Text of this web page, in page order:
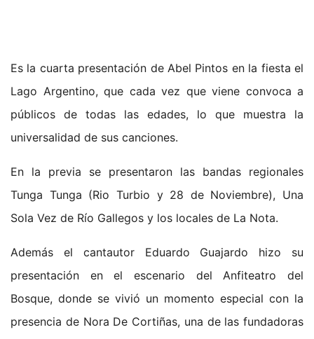
Es la cuarta presentación de Abel Pintos en la fiesta el
Lago Argentino, que cada vez que viene convoca a
públicos de todas las edades, lo que muestra la
universalidad de sus canciones.
En la previa se presentaron las bandas regionales
Tunga Tunga (Rio Turbio y 28 de Noviembre), Una
Sola Vez de Río Gallegos y los locales de La Nota.
Además el cantautor Eduardo Guajardo hizo su
presentación en el escenario del Anfiteatro del
Bosque, donde se vivió un momento especial con la
presencia de Nora De Cortiñas, una de las fundadoras